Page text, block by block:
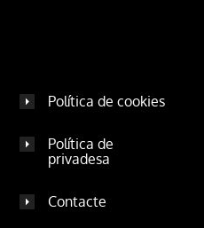
Política de cookies
Política de
privadesa
Contacte